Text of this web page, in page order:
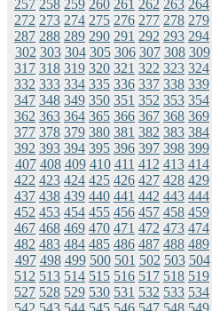
257 258 259 260 261 262 263 264
272 273 274 275 276 277 278 279
287 288 289 290 291 292 293 294
302 303 304 305 306 307 308 309
317 318 319 320 321 322 323 324
332 333 334 335 336 337 338 339
347 348 349 350 351 352 353 354
362 363 364 365 366 367 368 369
377 378 379 380 381 382 383 384
392 393 394 395 396 397 398 399
407 408 409 410 411 412 413 414
422 423 424 425 426 427 428 429
437 438 439 440 441 442 443 444
452 453 454 455 456 457 458 459
467 468 469 470 471 472 473 474
482 483 484 485 486 487 488 489
497 498 499 500 501 502 503 504
512 513 514 515 516 517 518 519
527 528 529 530 531 532 533 534
542 543 544 545 546 547 548 549